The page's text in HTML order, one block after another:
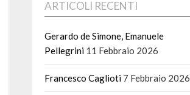
ARTICOLI RECENTI
Gerardo de Simone, Emanuele
Pellegrini 11 Febbraio 2026
Francesco Caglioti 7 Febbraio 2026